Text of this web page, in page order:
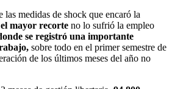
las medidas de shock que encaró la
el mayor recorte no lo sufrió la empleo
se registró una importante
sobre todo en el primer semestre de
de los últimos meses del año no